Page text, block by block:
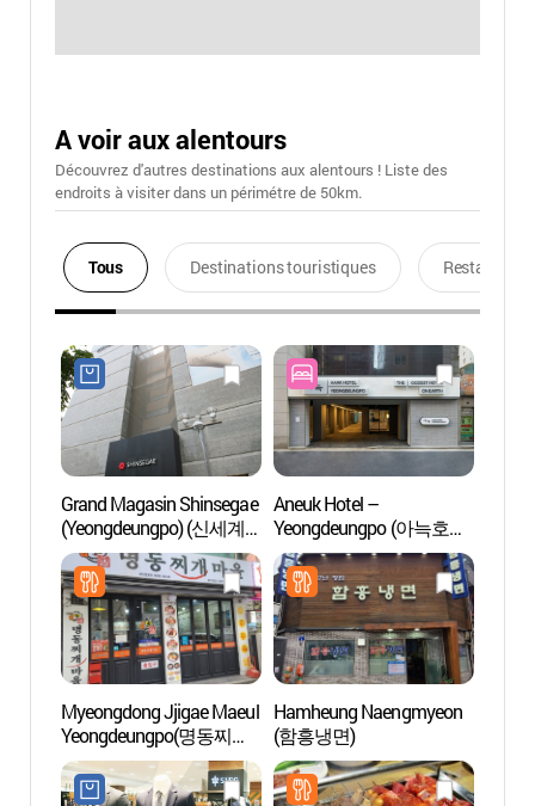
A voir aux alentours
Découvrez d'autres destinations aux alentours ! Liste des
endroits à visiter dans un périmétre de 50km.
Tous Destinations touristiques Restaurants
Grand Magasin Shinsegae
(Yeongdeungpo) (신세계
백화점-영등포점)
Aneuk Hotel –
Yeongdeungpo (아늑호텔
영등포점)
Myeongdong Jjigae Maeul
Yeongdeungpo(명동찌개
마을 영등포)
Hamheung Naengmyeon
(함흥냉면)